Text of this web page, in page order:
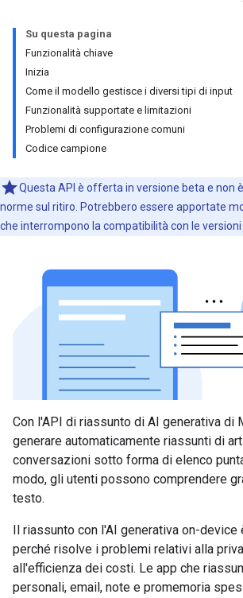
Su questa pagina
Funzionalità chiave
Inizia
Come il modello gestisce i diversi tipi di input
Funzionalità supportate e limitazioni
Problemi di configurazione comuni
Codice campione
Questa API è offerta in versione beta e non
norme sul ritiro. Potrebbero essere apportate
che interrompono la compatibilità con le versioni
Con l'API di riassunto di AI generativa di
generare automaticamente riassunti di
conversazioni sotto forma di elenco
modo, gli utenti possono comprendere
testo.
Il riassunto con l'AI generativa on-device
perché risolve i problemi relativi alla
all'efficienza dei costi. Le app che
personali, email, note e promemoria